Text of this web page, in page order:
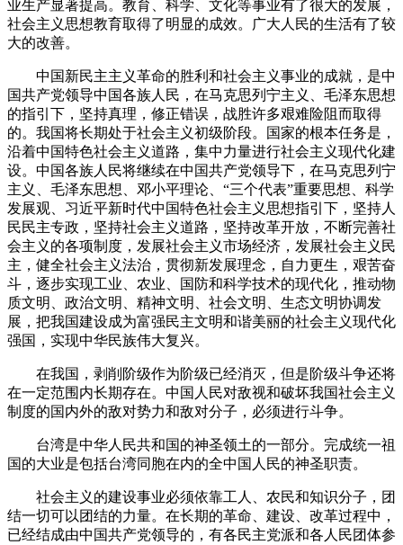
业生产显著提高。教育、科学、文化等事业有了很大的发展，
社会主义思想教育取得了明显的成效。广大人民的生活有了较
大的改善。
中国新民主主义革命的胜利和社会主义事业的成就，是中
国共产党领导中国各族人民，在马克思列宁主义、毛泽东思想
的指引下，坚持真理，修正错误，战胜许多艰难险阻而取得
的。我国将长期处于社会主义初级阶段。国家的根本任务是，
沿着中国特色社会主义道路，集中力量进行社会主义现代化建
设。中国各族人民将继续在中国共产党领导下，在马克思列宁
主义、毛泽东思想、邓小平理论、 “三个代表”重要思想、科学
发展观、习近平新时代中国特色社会主义思想指引下，坚持人
民民主专政，坚持社会主义道路，坚持改革开放，不断完善社
会主义的各项制度，发展社会主义市场经济，发展社会主义民
主，健全社会主义法治，贯彻新发展理念，自力更生，艰苦奋
斗，逐步实现工业、农业、国防和科学技术的现代化，推动物
质文明、政治文明、精神文明、社会文明、生态文明协调发
展，把我国建设成为富强民主文明和谐美丽的社会主义现代化
强国，实现中华民族伟大复兴。
在我国，剥削阶级作为阶级已经消灭，但是阶级斗争还将
在一定范围内长期存在。中国人民对敌视和破坏我国社会主义
制度的国内外的敌对势力和敌对分子，必须进行斗争。
台湾是中华人民共和国的神圣领土的一部分。完成统一祖
国的大业是包括台湾同胞在内的全中国人民的神圣职责。
社会主义的建设事业必须依靠工人、农民和知识分子，团
结一切可以团结的力量。在长期的革命、建设、改革过程中，
已经结成由中国共产党领导的，有各民主党派和各人民团体参